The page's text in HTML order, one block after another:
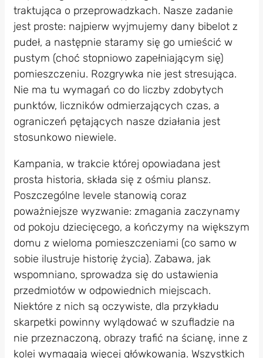
traktująca o przeprowadzkach. Nasze zadanie
jest proste: najpierw wyjmujemy dany bibelot z
pudeł, a następnie staramy się go umieścić w
pustym (choć stopniowo zapełniającym się)
pomieszczeniu. Rozgrywka nie jest stresująca.
Nie ma tu wymagań co do liczby zdobytych
punktów, liczników odmierzających czas, a
ograniczeń pętających nasze działania jest
stosunkowo niewiele.
Kampania, w trakcie której opowiadana jest
prosta historia, składa się z ośmiu plansz.
Poszczególne levele stanowią coraz
poważniejsze wyzwanie: zmagania zaczynamy
od pokoju dziecięcego, a kończymy na większym
domu z wieloma pomieszczeniami (co samo w
sobie ilustruje historię życia). Zabawa, jak
wspomniano, sprowadza się do ustawienia
przedmiotów w odpowiednich miejscach.
Niektóre z nich są oczywiste, dla przykładu
skarpetki powinny wylądować w szufladzie na
nie przeznaczoną, obrazy trafić na ścianę, inne z
kolei wymagają więcej główkowania. Wszystkich